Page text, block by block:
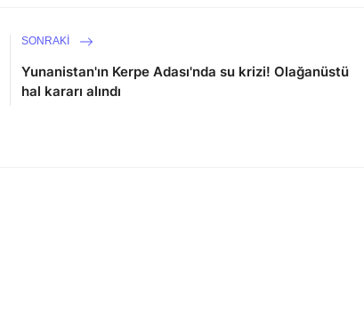
SONRAKI
Yunanistan'ın Kerpe Adası'nda su krizi! Olağanüstü
hal kararı alındı